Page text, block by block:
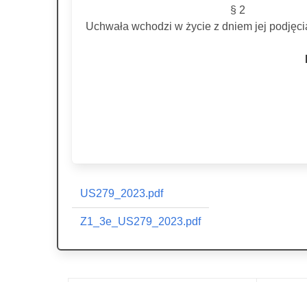
§ 2
Uchwała wchodzi w życie z dniem jej
US279_2023.pdf
Z1_3e_US279_2023.pdf